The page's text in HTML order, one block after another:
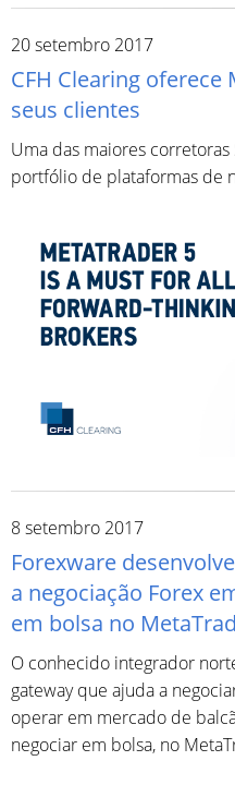
20 setembro 2017
CFH Clearing oferece
seus clientes
Uma das maiores
portfólio de plataformas de
8 setembro 2017
Forexware
a negociação Forex
em bolsa no
O conhecido integrador
gateway que ajuda a
operar em mercado de
negociar em bolsa, no